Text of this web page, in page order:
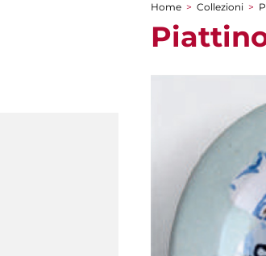
You are here
Home > Collezioni >